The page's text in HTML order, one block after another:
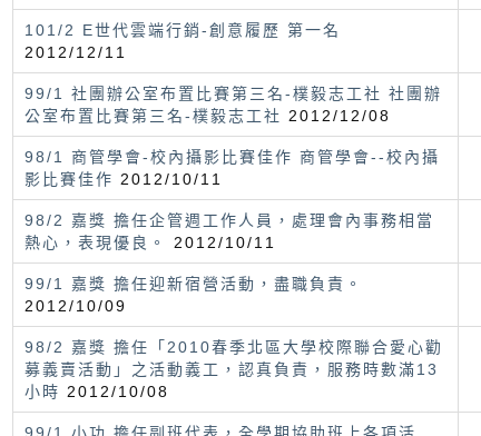
101/2 E世代雲端行銷-創意履歷 第一名
2012/12/11
99/1 社團辦公室布置比賽第三名-樸毅志工社 社團辦
公室布置比賽第三名-樸毅志工社 2012/12/08
98/1 商管學會-校內攝影比賽佳作 商管學會--校內攝
影比賽佳作 2012/10/11
98/2 嘉獎 擔任企管週工作人員，處理會內事務相當
熱心，表現優良。 2012/10/11
99/1 嘉獎 擔任迎新宿營活動，盡職負責。
2012/10/09
98/2 嘉獎 擔任「2010春季北區大學校際聯合愛心勸
募義賣活動」之活動義工，認真負責，服務時數滿13
小時 2012/10/08